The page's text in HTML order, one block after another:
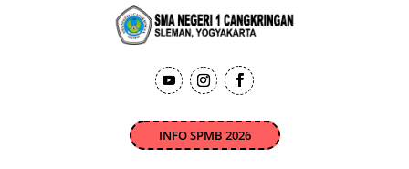
INFO SPMB 2026